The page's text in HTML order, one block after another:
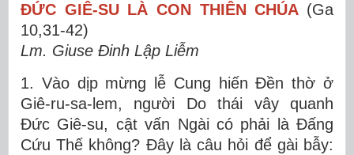
ĐỨC GIÊ-SU LÀ CON THIÊN CHÚA (Ga
10,31-42)
Lm. Giuse Đinh Lập Liễm
1. Vào dịp mừng lễ Cung hiến Đền thờ ở
Giê-ru-sa-lem, người Do thái vây quanh
Đức Giê-su, cật vấn Ngài có phải là Đấng
Cứu Thế không? Đây là câu hỏi để gài bẫy: